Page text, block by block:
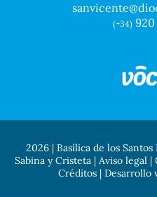
(+34)920
2026 | Basílica de los
Sabina y Cristeta | Aviso legal|
Créditos| Desarrollo